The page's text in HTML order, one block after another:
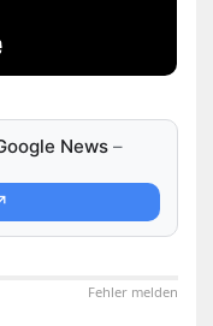
News –
Fehler melden